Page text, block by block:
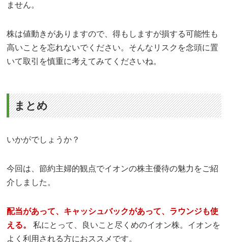
ません。
株は値動きがありますので、得もしますが損する可能性も
高いことを忘れないでください。そんなリスクを念頭に置
いて取引を慎重に考えてみてくださいね。
まとめ
いかがでしょうか？
今回は、節約主婦的観点でイオンの株主優待の魅力をご紹
介しました。
配当があって、キャッシュバックがあって、ラウンジも使
える。
私にとって、良いこと尽くめのイオン株。イオンを
よく利用される方におススメです。